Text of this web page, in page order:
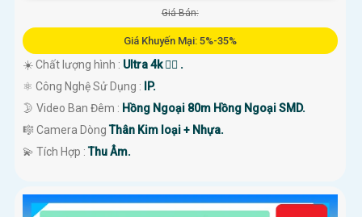
Giá Bán:
Giá Khuyến Mại: 5%-35%
☀️ Chất lượng hình : Ultra 4k 👍🏾 .
⚛️ Công Nghệ Sử Dụng : IP.
🌛 Video Ban Đêm : Hồng Ngoại 80m Hồng Ngoại SMD.
🎼️ Camera DòngThân Kim loại + Nhựa.
️💫 Tích Hợp :Thu Âm.